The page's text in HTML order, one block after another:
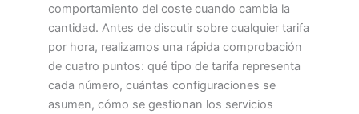
comportamiento del coste cuando cambia la
cantidad. Antes de discutir sobre cualquier tarifa
por hora, realizamos una rápida comprobación
de cuatro puntos: qué tipo de tarifa representa
cada número, cuántas configuraciones se
asumen, cómo se gestionan los servicios